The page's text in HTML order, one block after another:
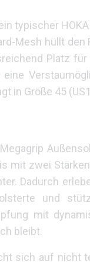
typischer
Mesh hüllt
Platz
in Größe 45
mit zwei
Dadurch
und
mit
bleibt.
sich auf